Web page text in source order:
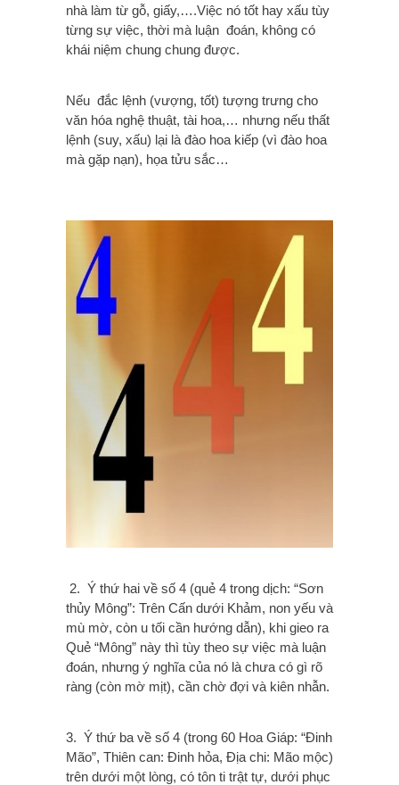
nhà làm từ gỗ, giấy,….Việc nó tốt hay xấu tùy
từng sự việc, thời mà luận đoán, không có
khái niệm chung chung được.
Nếu đắc lệnh (vượng, tốt) tượng trưng cho
văn hóa nghệ thuật, tài hoa,… nhưng nếu thất
lệnh (suy, xấu) lại là đào hoa kiếp (vì đào hoa
mà gặp nạn), họa tửu sắc…
2. Ý thứ hai về số 4 (quẻ 4 trong dịch: “Sơn
thủy Mông”: Trên Cấn dưới Khảm, non yếu và
mù mờ, còn u tối cần hướng dẫn), khi gieo ra
Quẻ “Mông” này thì tùy theo sự việc mà luận
đoán, nhưng ý nghĩa của nó là chưa có gì rõ
ràng (còn mờ mịt), cần chờ đợi và kiên nhẫn.
3. Ý thứ ba về số 4 (trong 60 Hoa Giáp: “Đinh
Mão”, Thiên can: Đinh hỏa, Địa chi: Mão mộc)
trên dưới một lòng, có tôn ti trật tự, dưới phục